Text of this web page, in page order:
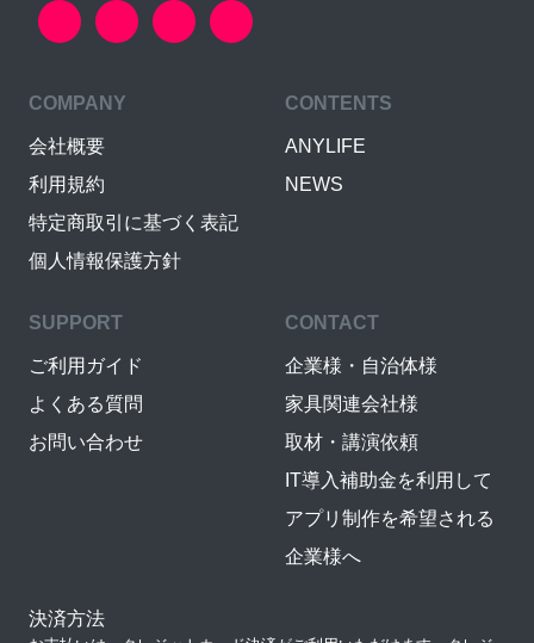
COMPANY
会社概要
利用規約
特定商取引に基づく表記
個人情報保護方針
CONTENTS
ANYLIFE
NEWS
SUPPORT
ご利用ガイド
よくある質問
お問い合わせ
CONTACT
企業様・自治体様
家具関連会社様
取材・講演依頼
IT導入補助金を利用して
アプリ制作を希望される
企業様へ
決済方法